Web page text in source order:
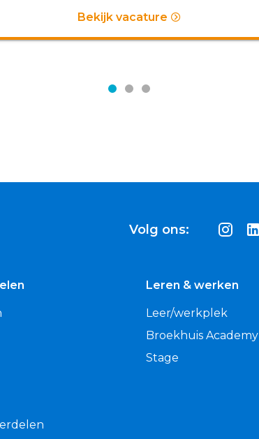
Bekijk vacature
Volg ons:
Leren & werken
Leer/werkplek
Broekhuis Academy
Stage